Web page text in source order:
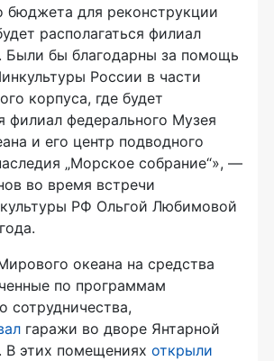
бюджета для реконструкции
располагаться филиал
Были бы благодарны за помощь
России в части
корпуса, где будет
филиал федерального Музея
и его центр подводного
„Морское собрание“», —
во время встречи
РФ Ольгой Любимовой
океана на средства
по программам
сотрудничества,
гаражи во дворе Янтарной
В этих помещениях открыли